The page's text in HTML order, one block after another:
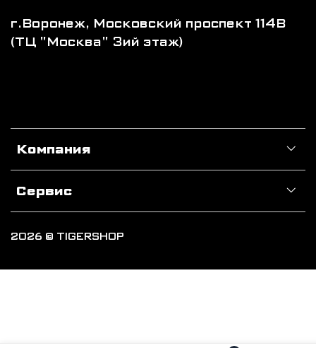
Компания
Сервис
г.Воронеж, Московский проспект 114В
(ТЦ "Москва" 3ий этаж)
2026 © TIGERSHOP